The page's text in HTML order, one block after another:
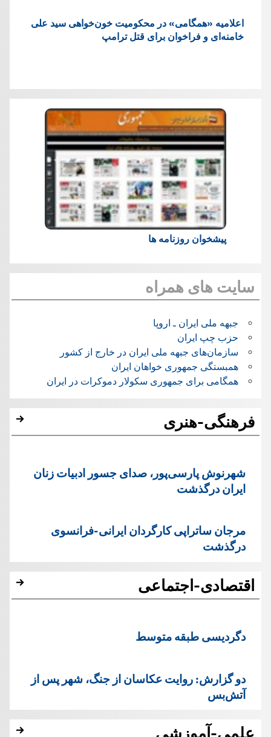
اعلامیه «همگامی» در محکومیت خون‌خواهی سید علی
خامنه‌ای و فراخوان برای قتل ترامپ
پیشخوان روزنامه ها
سایت های همراه
جبهه ملی ایران ـ اروپا
حزب چپ ایران
سازمان‌های جبهه ملی ایران در خارج از کشور
همبستگی جمهوری خواهان ایران
همگامی برای جمهوری سکولار دموکرات در ایران
فرهنگی-هنری
شهرنوش پارسی‌پور، صدای جسور ادبیات زنان
ایران درگذشت
مرجان ساتراپی کارگردان ایرانی-فرانسوی
درگذشت
اقتصادی-اجتماعی
دگردیسی طبقه متوسط
دو گزارش: روایت عکاسان از جنگ، شهر پس از
آتش‌بس